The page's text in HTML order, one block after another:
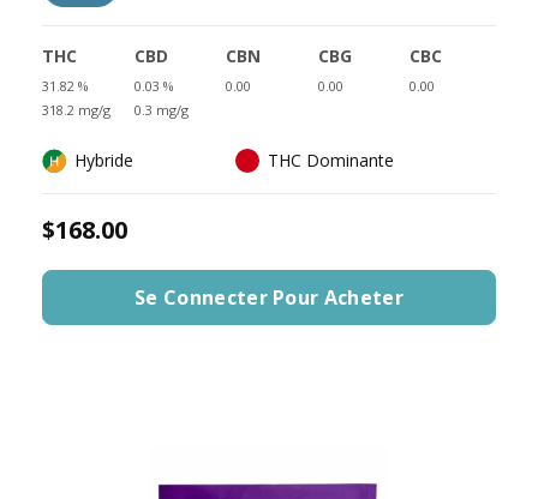
THC
31.82 %
318.2 mg/g
CBD
0.03 %
0.3 mg/g
CBN
0.00
CBG
0.00
CBC
0.00
Hybride THC Dominante
$168.00
Se Connecter Pour Acheter